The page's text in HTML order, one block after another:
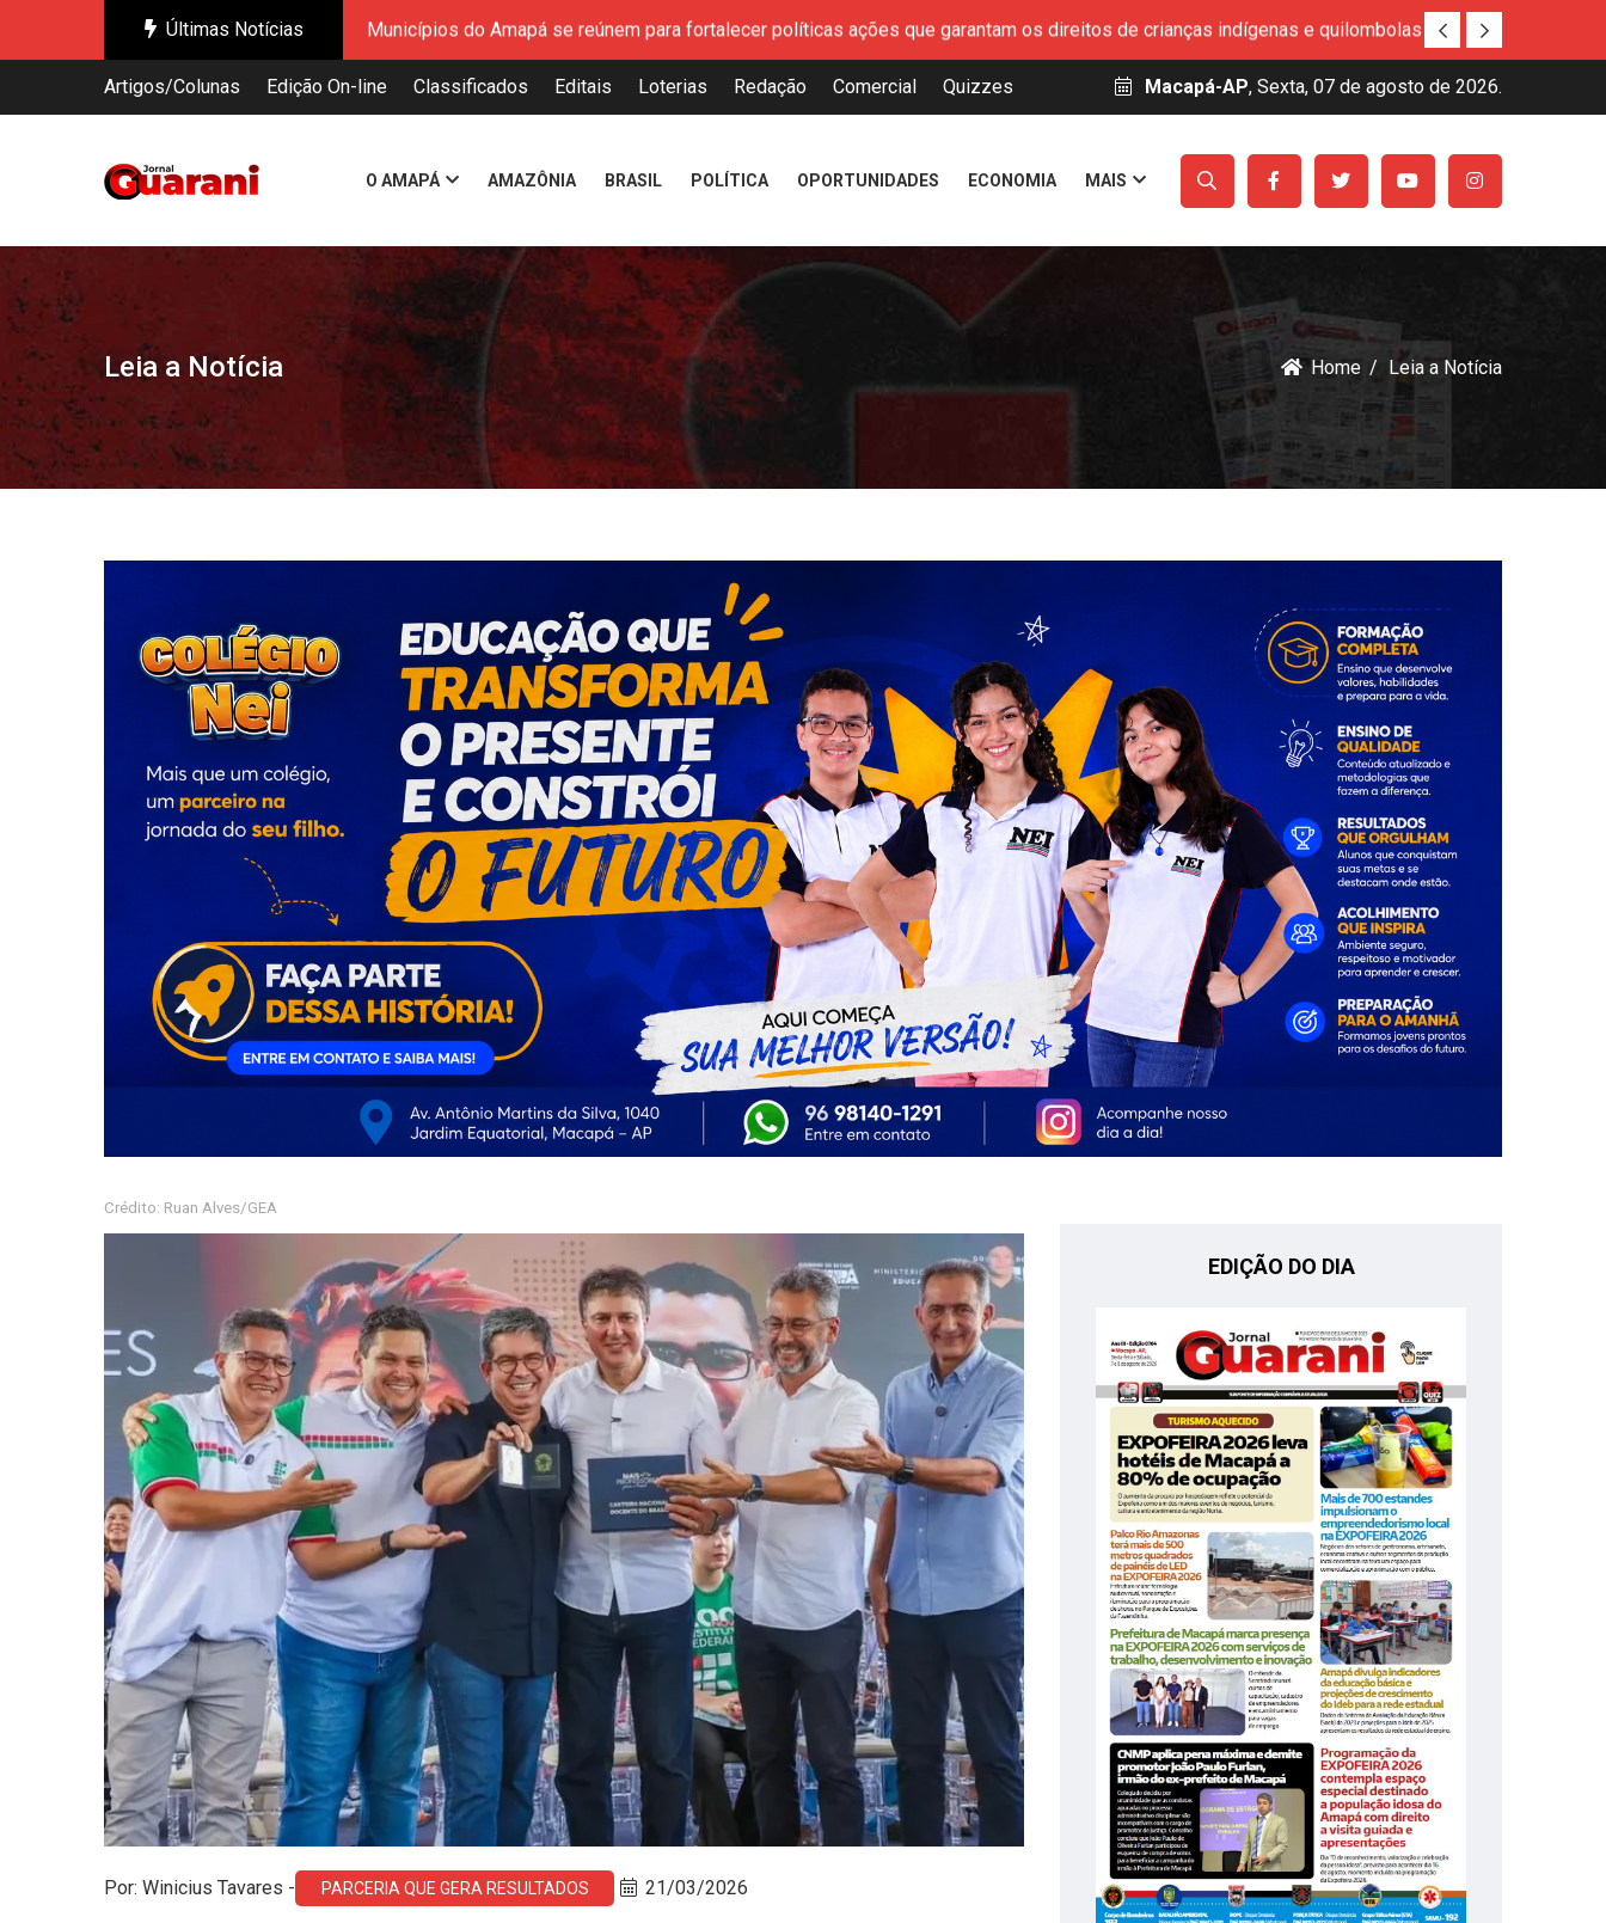
Últimas Notícias
Municípios do Amapá se reúnem para fortalecer políticas ações que garantam os direitos de crianças indígenas e quilombolas no
estado
Sistema FIEPA reforça parceria institucional com o setor mineral durante V Congresso Técnico Simineral
Amapá divulga indicadores da educação básica e projeções de crescimento do Ideb para a rede estadual
CNMP aplica pena máxima e demite promotor João Paulo Furlan, irmão do ex-prefeito de Macapá
Municípios do Amapá se reúnem para fortalecer políticas ações que garantam os direitos de crianças indígenas e quilombolas no
estado
Sistema FIEPA reforça parceria institucional com o setor mineral durante V Congresso Técnico Simineral
Terminam nesta sexta, 06, as inscrições para o curso de Cuidadora de idosos
Conab inicia recebimento de documentos para solicitação do benefício do PSA Pirarucu
Artigos/Colunas Edição On-line Classificados Editais Loterias Redação Comercial Quizzes Macapá-AP, Sexta, 07 de agosto de 2026.
O AMAPÁ AMAZÔNIA BRASIL POLÍTICA OPORTUNIDADES ECONOMIA MAIS
Leia a Notícia Home Leia a Notícia
Crédito: Ruan Alves/GEA
Por: Winicius Tavares - PARCERIA QUE GERA RESULTADOS 21/03/2026
EDIÇÃO DO DIA